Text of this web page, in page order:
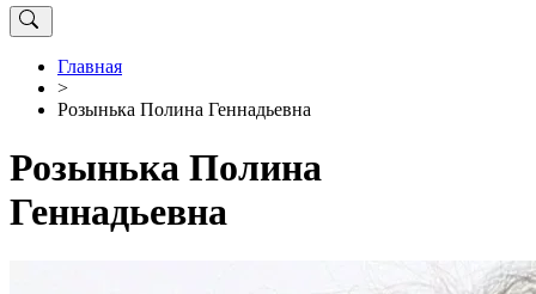
Главная
>
Розынька Полина Геннадьевна
Розынька Полина
Геннадьевна